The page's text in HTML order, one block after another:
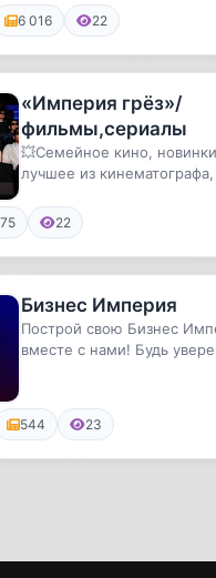
6 016 22
«Империя грёз»/
фильмы,сериалы
💥Семейное кино,
лучшее из кинематографа,
22
Бизнес Империя
Построй свою Бизнес
вместе с нами! Будь
544 23